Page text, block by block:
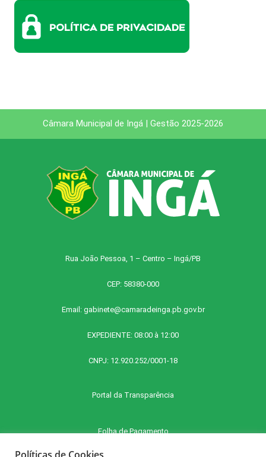
Câmara Municipal de Ingá | Gestão 2025-2026
Rua João Pessoa, 1 – Centro – Ingá/PB
CEP: 58380-000
Email: gabinete@camaradeinga.pb.gov.br
EXPEDIENTE: 08:00 à 12:00
CNPJ: 12.920.252/0001-18
Portal da Transparência
Folha de Pagamento